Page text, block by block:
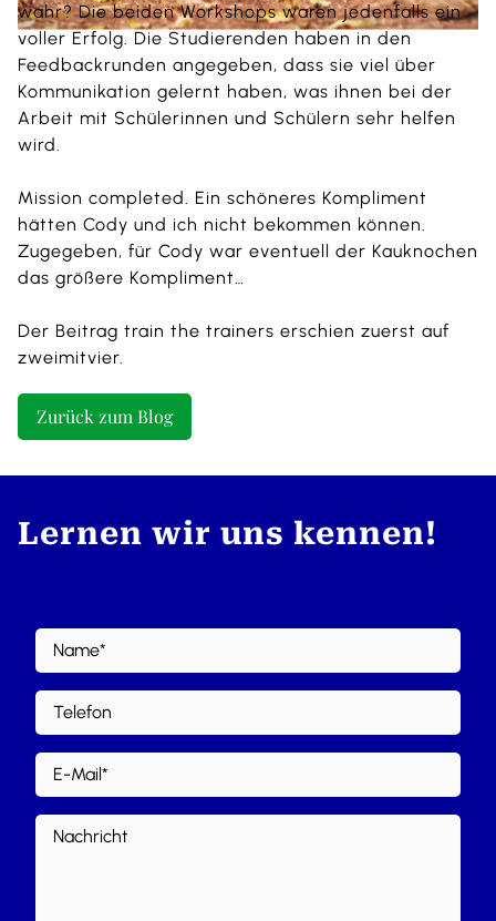
wahr? Die beiden Workshops waren jedenfalls ein
voller Erfolg. Die Studierenden haben in den
Feedbackrunden angegeben, dass sie viel über
Kommunikation gelernt haben, was ihnen bei der
Arbeit mit Schülerinnen und Schülern sehr helfen
wird.
Mission completed. Ein schöneres Kompliment
hätten Cody und ich nicht bekommen können.
Zugegeben, für Cody war eventuell der Kauknochen
das größere Kompliment…
Der Beitrag train the trainers erschien zuerst auf
zweimitvier.
Zurück zum Blog
Lernen wir uns kennen!